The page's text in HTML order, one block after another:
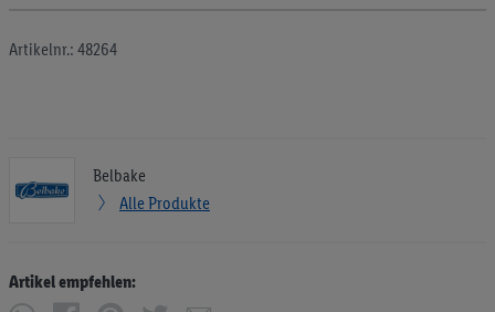
Artikelnr.: 48264
Belbake
Alle Produkte
Artikel empfehlen: